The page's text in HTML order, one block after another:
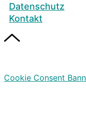
Datenschutz
Kontakt
Cookie Consent